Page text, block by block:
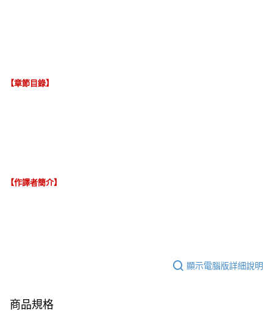
【章節目錄】
【作譯者簡介】
顯示電腦版詳細說明
商品規格